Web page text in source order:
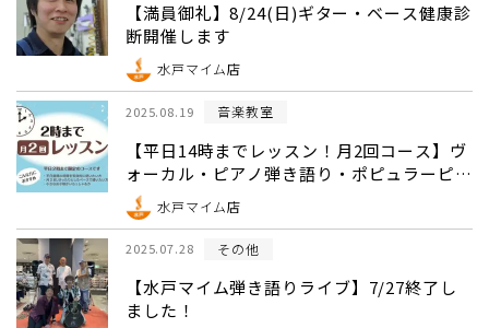
【満員御礼】8/24(日)ギター・ベース健康診
断開催します
水戸マイム店
2025.08.19 音楽教室
【平日14時までレッスン！月2回コース】ヴ
ォーカル・ピアノ弾き語り・ポピュラーピア
ノ・サックス・エアロフォン ニジニコース
のご案内
水戸マイム店
2025.07.28 その他
【水戸マイム弾き語りライブ】7/27終了し
ました！